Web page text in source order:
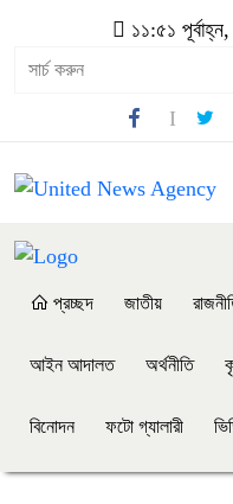
১১:৫১
প্রচ্ছদ জাতীয়
আইন আদালত অর্থনীতি
বিনোদন ফটো গ্যালারী